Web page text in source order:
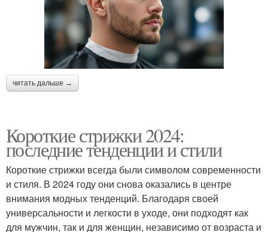
читать дальше →
Короткие стрижки 2024:
последние тенденции и стили
Короткие стрижки всегда были символом современности
и стиля. В 2024 году они снова оказались в центре
внимания модных тенденций. Благодаря своей
универсальности и легкости в уходе, они подходят как
для мужчин, так и для женщин, независимо от возраста и